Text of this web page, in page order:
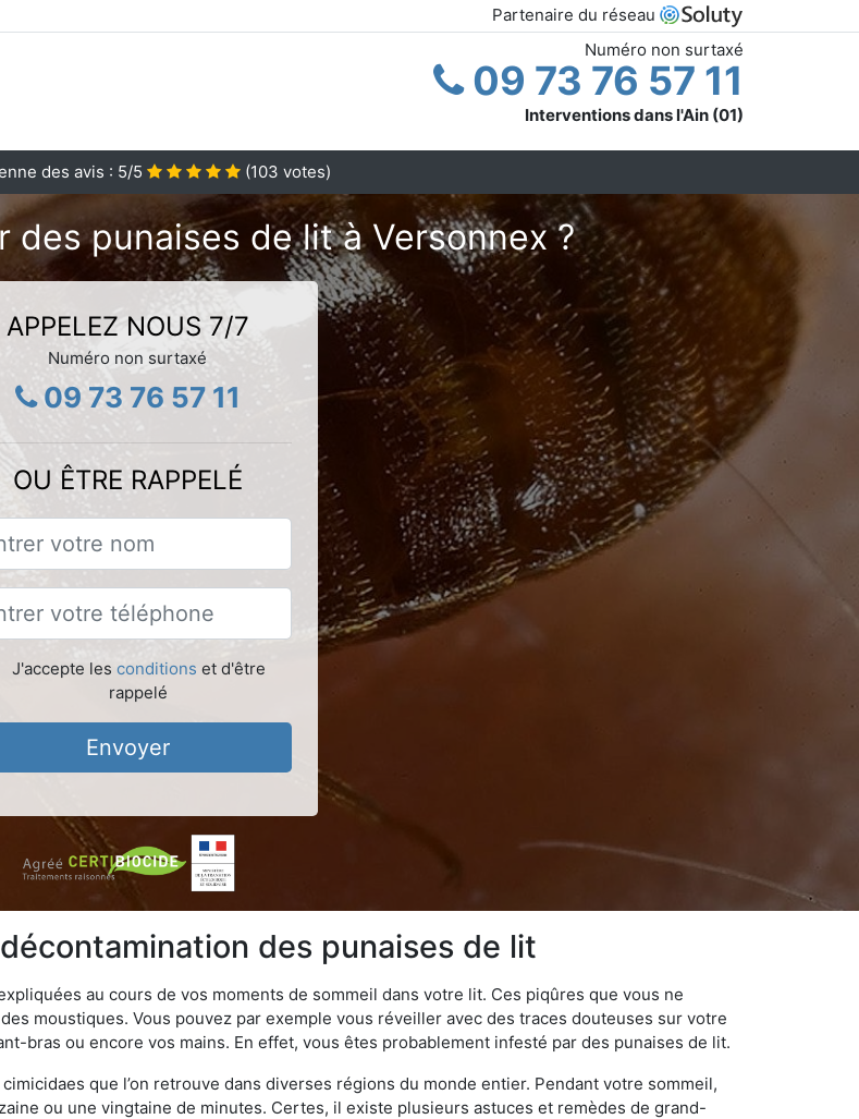
Partenaire du réseau
Numéro non surtaxé
09 73 76 57 11
Interventions dans l'Ain (01)
des avis : 5/5 (103 votes)
des punaises de lit à Versonnex ?
APPELEZ NOUS 7/7
Numéro non surtaxé
09 73 76 57 11
OU ÊTRE RAPPELÉ
J'accepte les conditions et d'être
rappelé
Envoyer
des punaises de lit
au cours de vos moments de sommeil dans votre lit. Ces piqûres que vous ne
moustiques. Vous pouvez par exemple vous réveiller avec des traces douteuses sur votre
bras ou encore vos mains. En effet, vous êtes probablement infesté par des punaises de lit.
que l’on retrouve dans diverses régions du monde entier. Pendant votre sommeil,
ou une vingtaine de minutes. Certes, il existe plusieurs astuces et remèdes de grand-